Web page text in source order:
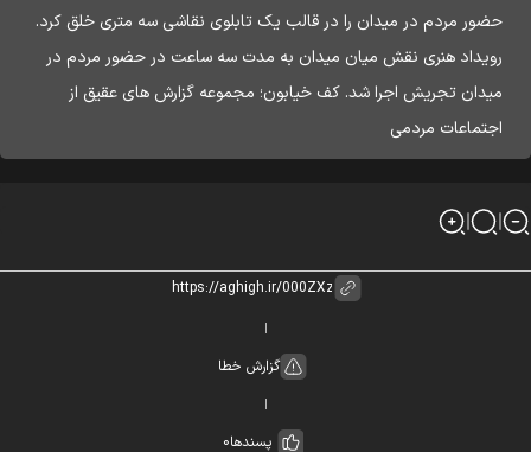
حضور مردم در میدان را در قالب یک تابلوی نقاشی سه متری خلق کرد.
رویداد هنری نقش میان میدان به مدت سه ساعت در حضور مردم در
میدان تجریش اجرا شد. کف خیابون؛ مجموعه گزارش های عقیق از
اجتماعات مردمی
گزارش خطا
پسندها0